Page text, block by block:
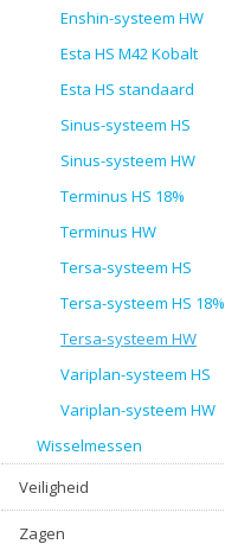
Enshin-systeem HW
Esta HS M42 Kobalt
Esta HS standaard
Sinus-systeem HS
Sinus-systeem HW
Terminus HS 18%
Terminus HW
Tersa-systeem HS
Tersa-systeem HS 18%
Tersa-systeem HW
Variplan-systeem HS
Variplan-systeem HW
Wisselmessen
Veiligheid
Zagen